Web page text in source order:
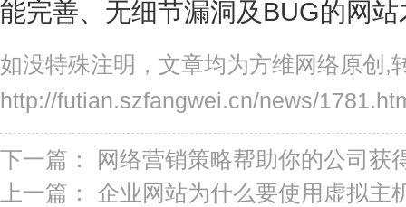
能完善、无细节漏洞及BUG的网
如没特殊注明，文章均为方维网络原创,
http://futian.szfangwei.cn/news/
下一篇：
网络营销策略帮助你的公司获
上一篇： 企业网站为什么要使用虚拟主